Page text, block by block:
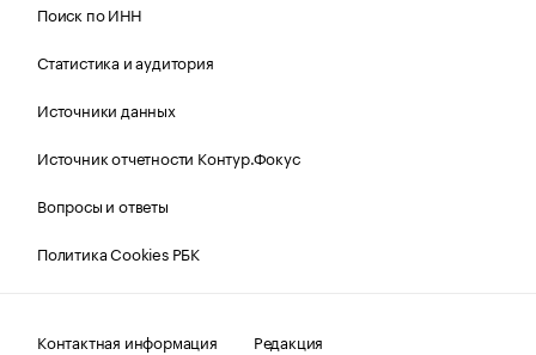
Поиск по ИНН
Статистика и аудитория
Источники данных
Источник отчетности Контур.Фокус
Вопросы и ответы
Политика Cookies РБК
Контактная информация
Редакция